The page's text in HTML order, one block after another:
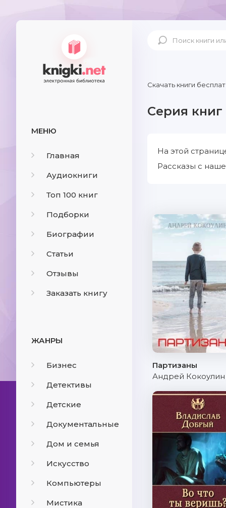
МЕНЮ
Главная
Аудиокниги
Топ 100 книг
Подборки
Биографии
Статьи
Отзывы
Заказать книгу
ЖАНРЫ
Бизнес
Детективы
Детские
Документальные
Дом и семья
Искусство
Компьютеры
Мистика
Скачать книги
Серия книг
На этой
Рассказы с
Партизаны
Андрей Кокоулин